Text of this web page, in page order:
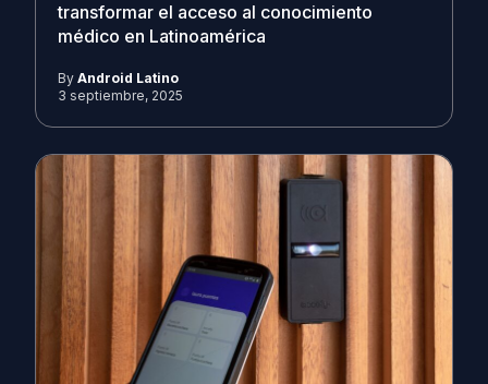
transformar el acceso al conocimiento
médico en Latinoamérica
By Android Latino
3 septiembre, 2025